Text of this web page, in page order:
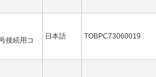
接続用コ
日本語 TOBPC73060019